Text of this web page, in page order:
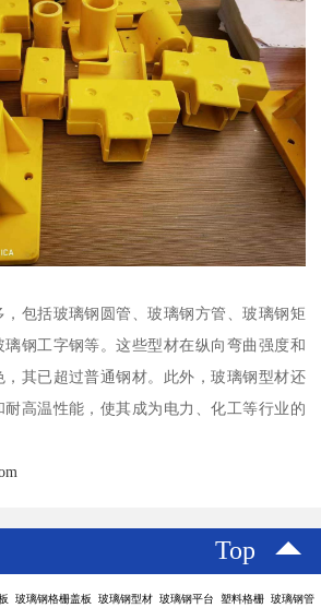
包括玻璃钢圆管、玻璃钢方管、玻璃钢矩
钢工字钢等。这些型材在纵向弯曲强度和
其已超过普通钢材。此外，玻璃钢型材还
高温性能，使其成为电力、化工等行业的
Top
玻璃钢格栅盖板 玻璃钢型材 玻璃钢平台 塑料格栅 玻璃钢管